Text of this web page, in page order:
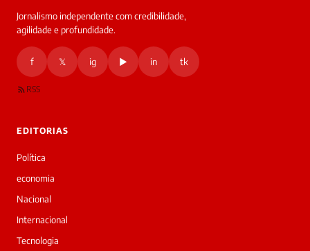
Jornalismo independente com credibilidade,
agilidade e profundidade.
f 𝕏 ig ▶ in tk
RSS
EDITORIAS
Política
economia
Nacional
Internacional
Tecnologia